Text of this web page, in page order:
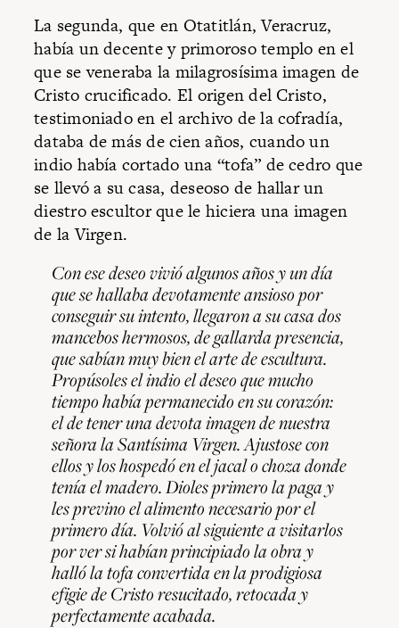
La segunda, que en Otatitlán, Veracruz,
había un decente y primoroso templo en el
que se veneraba la milagrosísima imagen de
Cristo crucificado. El origen del Cristo,
testimoniado en el archivo de la cofradía,
databa de más de cien años, cuando un
indio había cortado una “tofa” de cedro que
se llevó a su casa, deseoso de hallar un
diestro escultor que le hiciera una imagen
de la Virgen.
Con ese deseo vivió algunos años y un día
que se hallaba devotamente ansioso por
conseguir su intento, llegaron a su casa dos
mancebos hermosos, de gallarda presencia,
que sabían muy bien el arte de escultura.
Propúsoles el indio el deseo que mucho
tiempo había permanecido en su corazón:
el de tener una devota imagen de nuestra
señora la Santísima Virgen. Ajustose con
ellos y los hospedó en el jacal o choza donde
tenía el madero. Dioles primero la paga y
les previno el alimento necesario por el
primero día. Volvió al siguiente a visitarlos
por ver si habían principiado la obra y
halló la tofa convertida en la prodigiosa
efigie de Cristo resucitado, retocada y
perfectamente acabada.